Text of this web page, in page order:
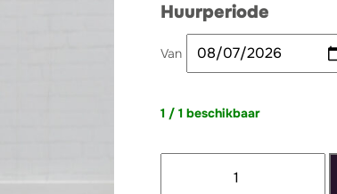
Huurperiode
Van
1 / 1 beschikbaar